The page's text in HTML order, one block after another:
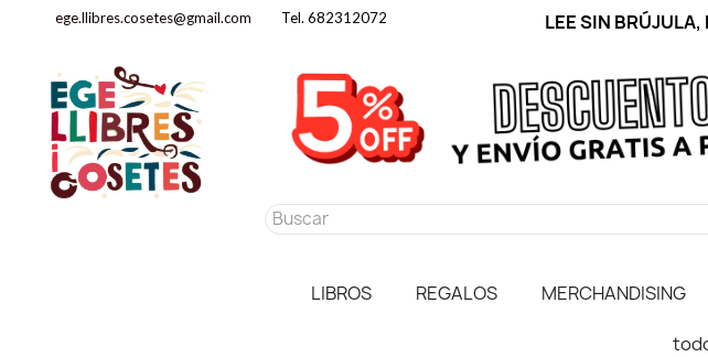
ege.llibres.cosetes@gmail.com Tel. 682312072 LEE SIN
LIBROS REGALOS MERCHANDISING